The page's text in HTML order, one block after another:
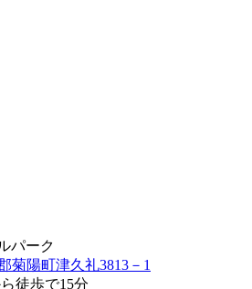
パーク
菊陽町津久礼3813－1
徒歩で15分